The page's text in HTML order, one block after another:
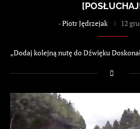
-Piotr Jędrzejak 12
„Dodaj kolejną nutę do Dźwięku